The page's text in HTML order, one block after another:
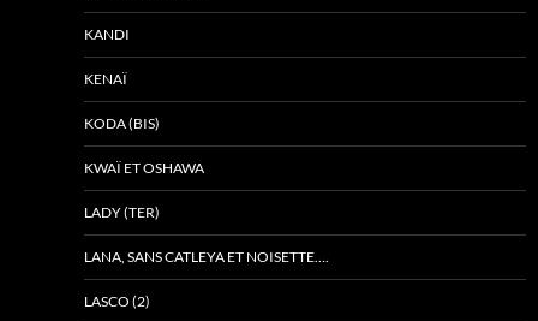
KANDI
KENAÏ
KODA (BIS)
KWAÏ ET OSHAWA
LADY (TER)
LANA, SANS CATLEYA ET NOISETTE….
LASCO (2)